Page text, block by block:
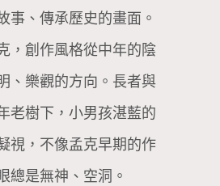
事、傳承歷史的畫面。
，創作風格從中年的陰
、樂觀的方向。長者與
老樹下，小男孩湛藍的
視，不像孟克早期的作
總是無神、空洞。